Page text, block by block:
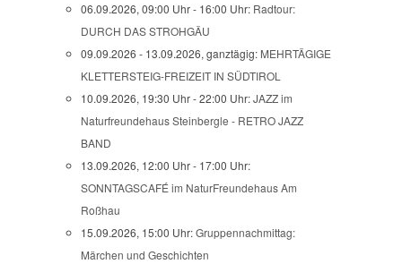
06.09.2026, 09:00 Uhr - 16:00 Uhr: Radtour:
DURCH DAS STROHGÄU
09.09.2026 - 13.09.2026, ganztägig: MEHRTÄGIGE
KLETTERSTEIG-FREIZEIT IN SÜDTIROL
10.09.2026, 19:30 Uhr - 22:00 Uhr:JAZZ im
Naturfreundehaus Steinbergle - RETRO JAZZ
BAND
13.09.2026, 12:00 Uhr - 17:00 Uhr:
SONNTAGSCAFÉ im NaturFreundehaus Am
Roßhau
15.09.2026, 15:00 Uhr:Gruppennachmittag:
Märchen und Geschichten